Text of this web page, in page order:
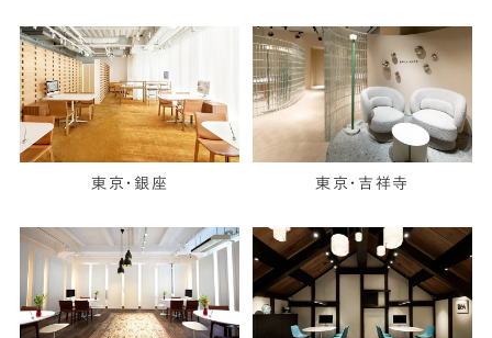
東京・銀座 東京・吉祥寺